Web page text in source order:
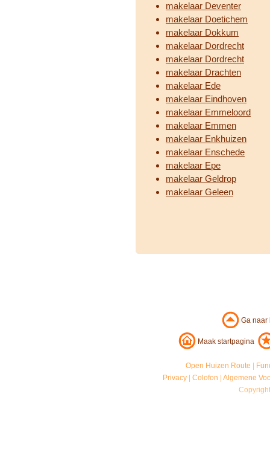
makelaar Deventer
makelaar Doetichem
makelaar Dokkum
makelaar Dordrecht
makelaar Dordrecht
makelaar Drachten
makelaar Ede
makelaar Eindhoven
makelaar Emmeloord
makelaar Emmen
makelaar Enkhuizen
makelaar Enschede
makelaar Epe
makelaar Geldrop
makelaar Geleen
Ga
Maak startpagina
Open Huizen Route
Privacy |Colofon |Algemene